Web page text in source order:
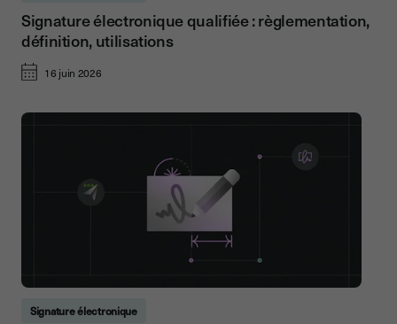
Signature électronique qualifiée : règlementation,
définition, utilisations
16 juin 2026
Signature électronique